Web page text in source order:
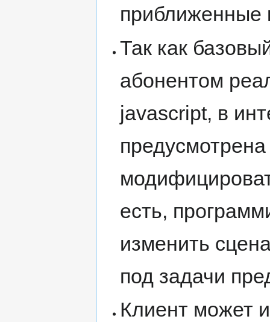
приближенные
Так как
абонентом
javascript, в
есть,
изменить
под задачи
Клиент может